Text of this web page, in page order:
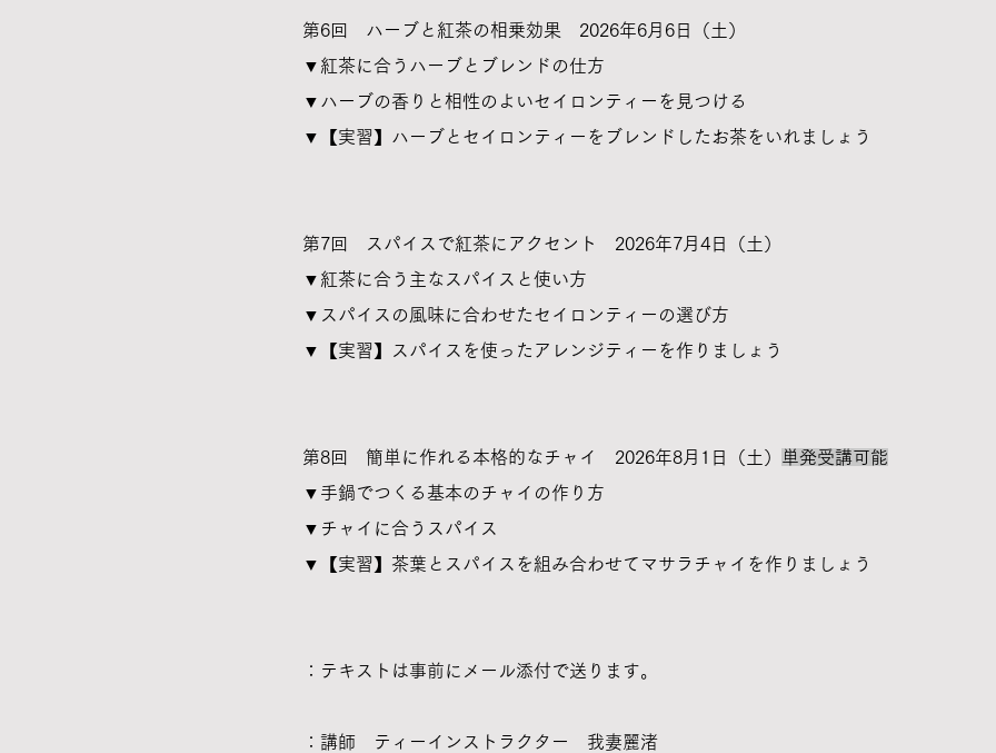
​第6回 ハーブと紅茶の相乗効果 2026年6月6日（土）
▼紅茶に合うハーブとブレンドの仕方
▼ハーブの香りと相性のよいセイロンティーを見つける
​▼【実習】ハーブとセイロンティーをブレンドしたお茶をいれましょう
第7回 スパイスで紅茶にアクセント 2026年7月4日（土）
▼紅茶に合う主なスパイスと使い方
▼スパイスの風味に合わせたセイロンティーの選び方
▼【実習】スパイスを使ったアレンジティーを作りましょう
第8回 ​簡単に作れる本格的なチャイ 2026年8月1日（土）
単発受講可能
​▼手鍋でつくる基本のチャイの作り方
▼チャイに合うスパイス
​▼【実習】茶葉とスパイスを組み合わせてマサラチャイを作りましょう
​： テキストは事前にメール添付で送ります。
：講師​ ティーインストラクター 我妻麗渚